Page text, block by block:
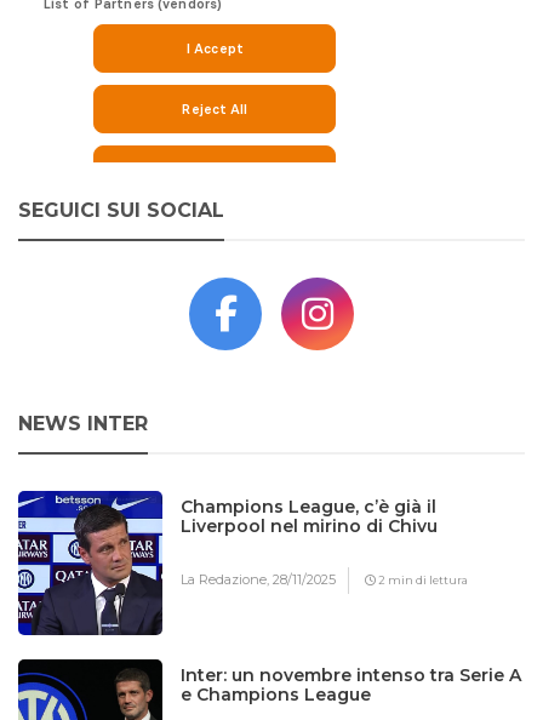
SEGUICI SUI SOCIAL
NEWS INTER
Champions League, c’è già il
Liverpool nel mirino di Chivu
La Redazione,28/11/2025 2 min di lettura
Inter: un novembre intenso tra Serie A
e Champions League